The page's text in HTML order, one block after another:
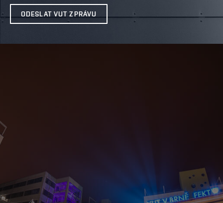
ODESLAT VUT ZPRÁVU